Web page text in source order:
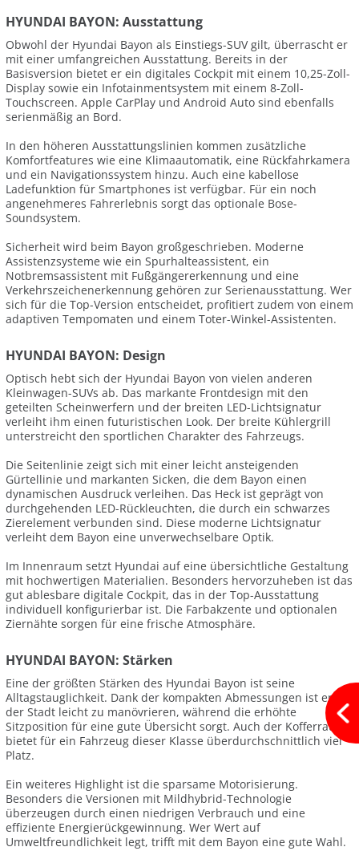
HYUNDAI BAYON: Ausstattung
Obwohl der Hyundai Bayon als Einstiegs-SUV gilt, überrascht er
mit einer umfangreichen Ausstattung. Bereits in der
Basisversion bietet er ein digitales Cockpit mit einem 10,25-Zoll-
Display sowie ein Infotainmentsystem mit einem 8-Zoll-
Touchscreen. Apple CarPlay und Android Auto sind ebenfalls
serienmäßig an Bord.
In den höheren Ausstattungslinien kommen zusätzliche
Komfortfeatures wie eine Klimaautomatik, eine Rückfahrkamera
und ein Navigationssystem hinzu. Auch eine kabellose
Ladefunktion für Smartphones ist verfügbar. Für ein noch
angenehmeres Fahrerlebnis sorgt das optionale Bose-
Soundsystem.
Sicherheit wird beim Bayon großgeschrieben. Moderne
Assistenzsysteme wie ein Spurhalteassistent, ein
Notbremsassistent mit Fußgängererkennung und eine
Verkehrszeichenerkennung gehören zur Serienausstattung. Wer
sich für die Top-Version entscheidet, profitiert zudem von einem
adaptiven Tempomaten und einem Toter-Winkel-Assistenten.
HYUNDAI BAYON: Design
Optisch hebt sich der Hyundai Bayon von vielen anderen
Kleinwagen-SUVs ab. Das markante Frontdesign mit den
geteilten Scheinwerfern und der breiten LED-Lichtsignatur
verleiht ihm einen futuristischen Look. Der breite Kühlergrill
unterstreicht den sportlichen Charakter des Fahrzeugs.
Die Seitenlinie zeigt sich mit einer leicht ansteigenden
Gürtellinie und markanten Sicken, die dem Bayon einen
dynamischen Ausdruck verleihen. Das Heck ist geprägt von
durchgehenden LED-Rückleuchten, die durch ein schwarzes
Zierelement verbunden sind. Diese moderne Lichtsignatur
verleiht dem Bayon eine unverwechselbare Optik.
Im Innenraum setzt Hyundai auf eine übersichtliche Gestaltung
mit hochwertigen Materialien. Besonders hervorzuheben ist das
gut ablesbare digitale Cockpit, das in der Top-Ausstattung
individuell konfigurierbar ist. Die Farbakzente und optionalen
Ziernähte sorgen für eine frische Atmosphäre.
HYUNDAI BAYON: Stärken
Eine der größten Stärken des Hyundai Bayon ist seine
Alltagstauglichkeit. Dank der kompakten Abmessungen ist er in
der Stadt leicht zu manövrieren, während die erhöhte
Sitzposition für eine gute Übersicht sorgt. Auch der Kofferraum
bietet für ein Fahrzeug dieser Klasse überdurchschnittlich viel
Platz.
Ein weiteres Highlight ist die sparsame Motorisierung.
Besonders die Versionen mit Mildhybrid-Technologie
überzeugen durch einen niedrigen Verbrauch und eine
effiziente Energierückgewinnung. Wer Wert auf
Umweltfreundlichkeit legt, trifft mit dem Bayon eine gute Wahl.